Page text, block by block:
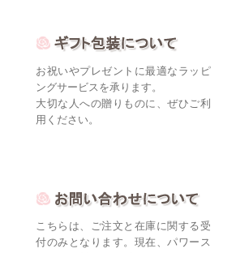
お祝いやプレゼントに最適なラッピ
ングサービスを承ります。
大切な人への贈りものに、ぜひご利
用ください。
こちらは、ご注文と在庫に関する受
付のみとなります。現在、パワース